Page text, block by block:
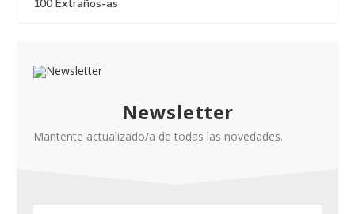
100 Extraños-as
Newsletter
Mantente actualizado/a de todas las novedades.